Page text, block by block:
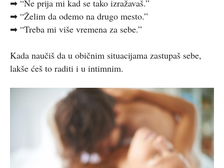
➡ “Ne prija mi kad se tako izražavaš.”
➡ “Želim da odemo na drugo mesto.”
➡ “Treba mi više vremena za sebe.”
Kada naučiš da u običnim situacijama zastupaš sebe,
lakše ćeš to raditi i u intimnim.